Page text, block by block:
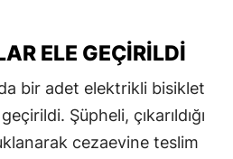
ELE GEÇIRILDI
bir adet elektrikli bisiklet
Şüpheli, çıkarıldığı
cezaevine teslim